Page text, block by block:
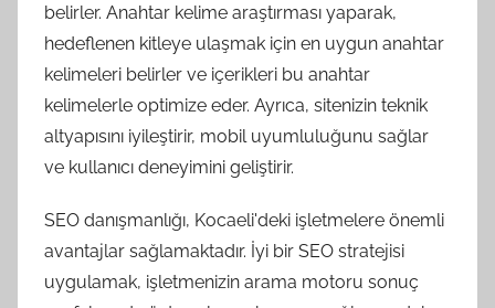
belirler. Anahtar kelime araştırması yaparak,
hedeflenen kitleye ulaşmak için en uygun anahtar
kelimeleri belirler ve içerikleri bu anahtar
kelimelerle optimize eder. Ayrıca, sitenizin teknik
altyapısını iyileştirir, mobil uyumluluğunu sağlar
ve kullanıcı deneyimini geliştirir.
SEO danışmanlığı, Kocaeli'deki işletmelere önemli
avantajlar sağlamaktadır. İyi bir SEO stratejisi
uygulamak, işletmenizin arama motoru sonuç